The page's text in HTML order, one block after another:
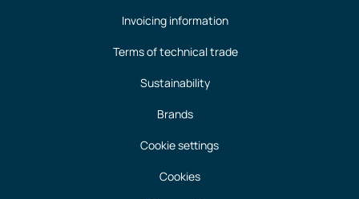
Invoicing information
Terms of technical trade
Sustainability
Brands
Cookie settings
Cookies